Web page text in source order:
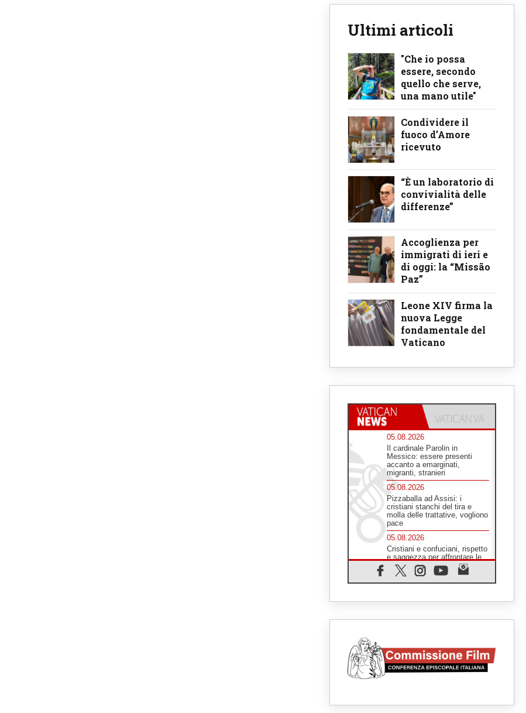
Ultimi articoli
"Che io possa
essere, secondo
quello che serve,
una mano utile"
Condividere il
fuoco d’Amore
ricevuto
“È un laboratorio di
convivialità delle
differenze”
Accoglienza per
immigrati di ieri e
di oggi: la “Missão
Paz”
Leone XIV firma la
nuova Legge
fondamentale del
Vaticano
05.08.2026
Il cardinale Parolin in
Messico: essere presenti
accanto a emarginati,
migranti, stranieri
05.08.2026
Pizzaballa ad Assisi: i
cristiani stanchi del tira e
molla delle trattative, vogliono
pace
05.08.2026
Cristiani e confuciani, rispetto
e saggezza per affrontare le
"sfide urgenti" di oggi
Makrickas: la grazia di Dio
05.08.2026
vogliamo cose grandi"
05.08.2026
Parolin ai preti del Guatemala:
05.08.2026